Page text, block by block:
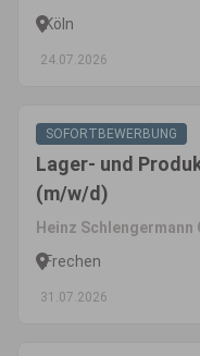
Köln
24.07.2026
SOFORTBEWERBUNG
Lager- und
(m/w/d)
Heinz Schlengermann
Frechen
31.07.2026